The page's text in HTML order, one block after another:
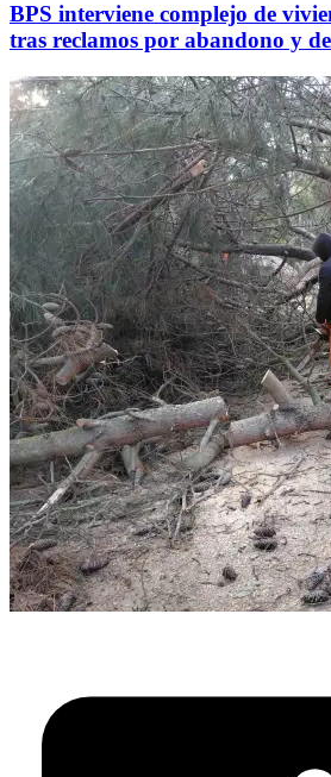
BPS interviene complejo de
tras reclamos por abandono y